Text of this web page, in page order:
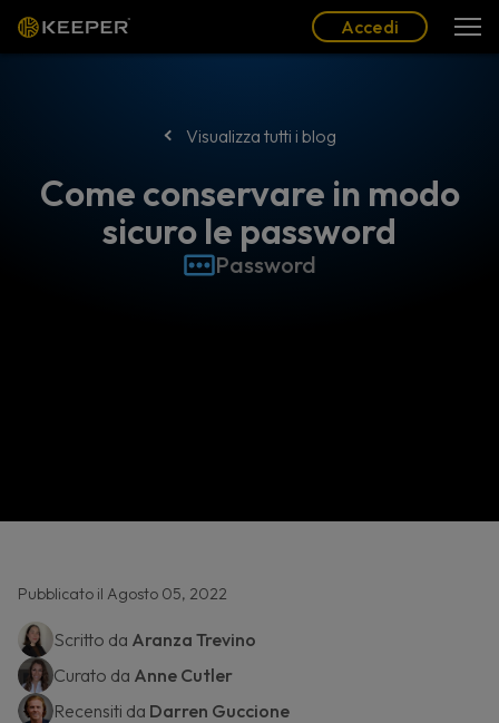
Accedi
Visualizza tutti i blog
Come conservare in modo
sicuro le password
Password
Pubblicato il Agosto 05, 2022
Scritto da Aranza Trevino
Curato da Anne Cutler
Recensiti da Darren Guccione